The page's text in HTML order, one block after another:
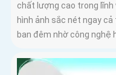
chất lượng cao trong
hình ảnh sắc nét ngay
ban đêm nhờ công nghệ